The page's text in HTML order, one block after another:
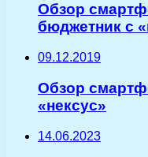
Обзор
бюджетник с
09.12.2019
Обзор
«нексус»
14.06.2023